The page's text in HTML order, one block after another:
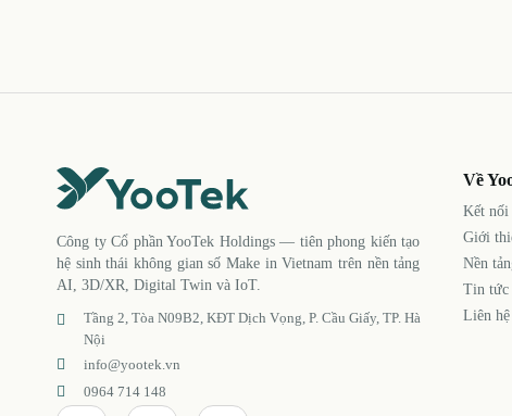
Công ty Cổ phần YooTek Holdings — tiên phong kiến tạo
hệ sinh thái không gian số Make in Vietnam trên nền tảng
AI, 3D/XR, Digital Twin và IoT.
Tầng 2, Tòa N09B2, KĐT Dịch Vọng, P. Cầu Giấy, TP. Hà
Nội
info@yootek.vn
0964 714 148
Về
Kết nối
Giới
Nền
Tin tức
Liên hệ